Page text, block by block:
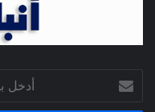
بريدك